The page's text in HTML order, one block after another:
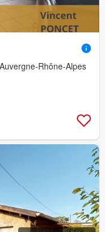
Rhône-Alpes